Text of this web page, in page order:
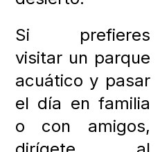
Si prefieres
visitar un parque
acuático y pasar
el día en familia
o con amigos,